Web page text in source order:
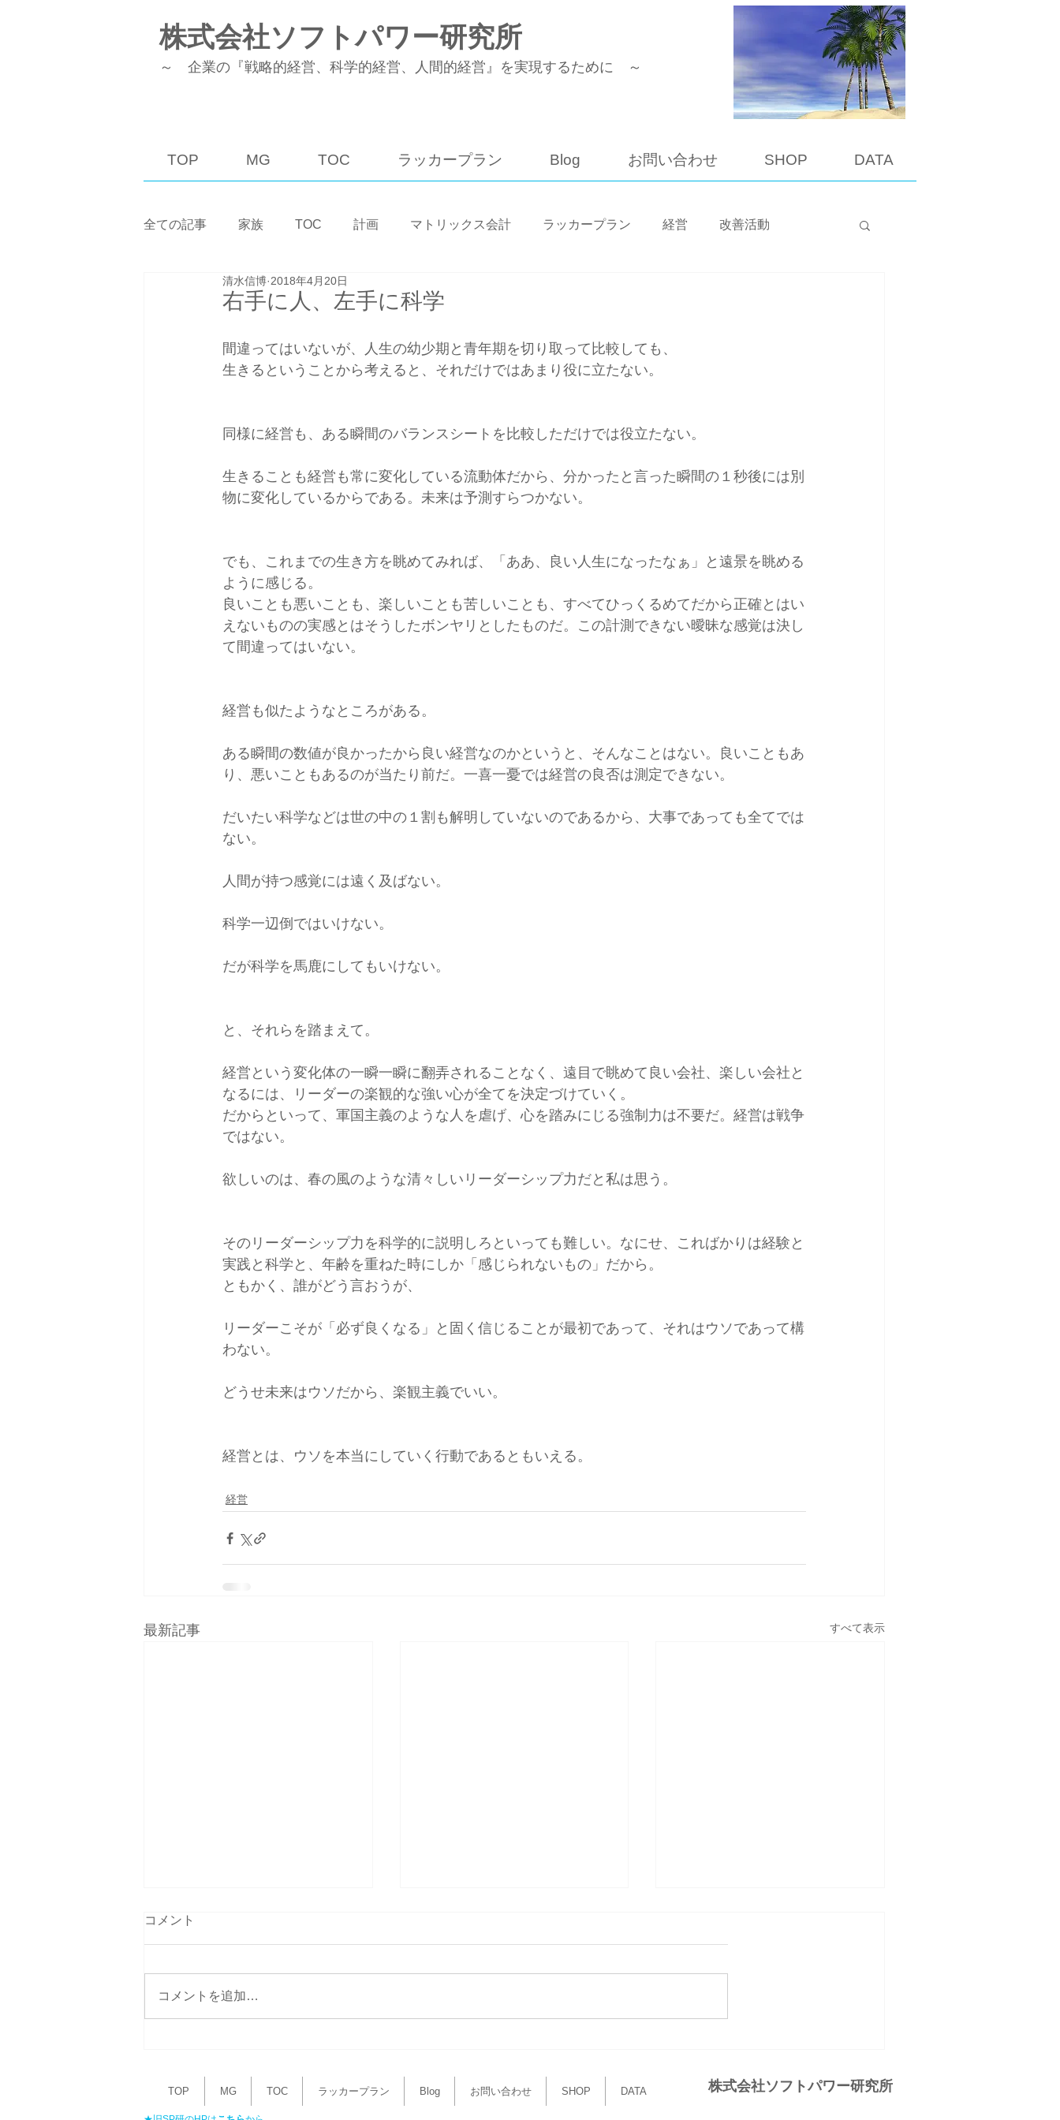
株式会社ソフトパワー研究所
～ 企業の『戦略的経営、科学的経営、人間的経営』を実現するために ～
TOP MG TOC ラッカープラン Blog お問い合わせ SHOP DATA
全ての記事 家族 TOC 計画 マトリックス会計 ラッカープラン 経営 改善活動
稼働率／生産性 MG 工程管理 経営者
右手に人、左手に科学
清水信博 2018年4月20日
間違ってはいないが、人生の幼少期と青年期を切り取って比較しても、
生きるということから考えると、それだけではあまり役に立たない。
同様に経営も、ある瞬間のバランスシートを比較しただけでは役立たない。
生きることも経営も常に変化している流動体だから、分かったと言った瞬間の１秒後には別
物に変化しているからである。未来は予測すらつかない。
でも、これまでの生き方を眺めてみれば、「ああ、良い人生になったなぁ」と遠景を眺める
ように感じる。
良いことも悪いことも、楽しいことも苦しいことも、すべてひっくるめてだから正確とはい
えないものの実感とはそうしたボンヤリとしたものだ。この計測できない曖昧な感覚は決し
て間違ってはいない。
経営も似たようなところがある。
ある瞬間の数値が良かったから良い経営なのかというと、そんなことはない。良いこともあ
り、悪いこともあるのが当たり前だ。一喜一憂では経営の良否は測定できない。
だいたい科学などは世の中の１割も解明していないのであるから、大事であっても全てでは
ない。
人間が持つ感覚には遠く及ばない。
科学一辺倒ではいけない。
だが科学を馬鹿にしてもいけない。
と、それらを踏まえて。
経営という変化体の一瞬一瞬に翻弄されることなく、遠目で眺めて良い会社、楽しい会社と
なるには、リーダーの楽観的な強い心が全てを決定づけていく。
だからといって、軍国主義のような人を虐げ、心を踏みにじる強制力は不要だ。経営は戦争
ではない。
欲しいのは、春の風のような清々しいリーダーシップ力だと私は思う。
そのリーダーシップ力を科学的に説明しろといっても難しい。なにせ、こればかりは経験と
実践と科学と、年齢を重ねた時にしか「感じられないもの」だから。
ともかく、誰がどう言おうが、
リーダーこそが「必ず良くなる」と固く信じることが最初であって、それはウソであって構
わない。
どうせ未来はウソだから、楽観主義でいい。
経営とは、ウソを本当にしていく行動であるともいえる。
経営
最新記事 すべて表示
赤字事業、赤字製品
赤字事業、赤字製品は、それが何
大事である。 よく見受けるの
は、創業者が作ったものとか、こ
長年の経営分析によると、収入
プロジェクトにも賞味期限があり
えないプロジェクトは「筋が悪
コメント
コメントを追加…
TOP MG TOC ラッカープラン Blog お問い合わせ SHOP DATA 株式会社ソフトパワー研究所